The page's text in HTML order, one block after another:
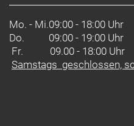
Mo. - Mi.09:00 - 18:00 Uhr
Do.
09:00 - 19:00 Uhr
Fr. 09.00 - 18:00 Uhr
Samstags geschlossen,